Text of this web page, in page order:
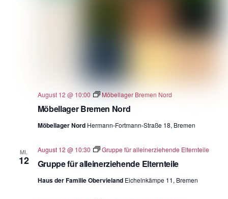
Möbellager Bremen Nord
August 12 @ 10:00 Möbellager Bremen Nord
Möbellager Nord Hermann-Fortmann-Straße 18, Bremen
MI.
12 Gruppe für alleinerziehende Elternteile
August 12 @ 10:30 Gruppe für alleinerziehende Elternteile
Haus der Familie Obervieland Eichelnkämpe 11, Bremen